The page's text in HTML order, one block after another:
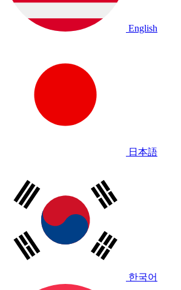
English
日本語
한국어